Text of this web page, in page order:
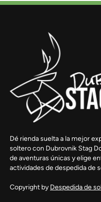
Dé rienda suelta a la mejor
soltero con Dubrovnik Stag
de aventuras únicas y elige
actividades de despedida de
Copyright by Despedida de